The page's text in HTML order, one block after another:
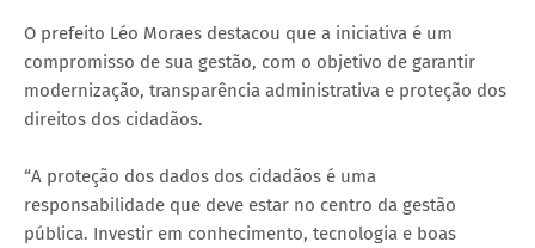
O prefeito Léo Moraes destacou que a iniciativa é um
compromisso de sua gestão, com o objetivo de garantir
modernização, transparência administrativa e proteção dos
direitos dos cidadãos.
“A proteção dos dados dos cidadãos é uma
responsabilidade que deve estar no centro da gestão
pública. Investir em conhecimento, tecnologia e boas